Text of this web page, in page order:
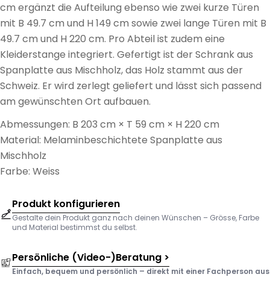
cm ergänzt die Aufteilung ebenso wie zwei kurze Türen
mit B 49.7 cm und H 149 cm sowie zwei lange Türen mit B
49.7 cm und H 220 cm. Pro Abteil ist zudem eine
Kleiderstange integriert. Gefertigt ist der Schrank aus
Spanplatte aus Mischholz, das Holz stammt aus der
Schweiz. Er wird zerlegt geliefert und lässt sich passend
am gewünschten Ort aufbauen.
Abmessungen: B 203 cm × T 59 cm × H 220 cm
Material: Melaminbeschichtete Spanplatte aus
Mischholz
Farbe: Weiss
Produkt konfigurieren
Gestalte dein Produkt ganz nach deinen Wünschen – Grösse, Farbe
und Material bestimmst du selbst.
Persönliche (Video-)Beratung >
Einfach, bequem und persönlich – direkt mit einer Fachperson aus